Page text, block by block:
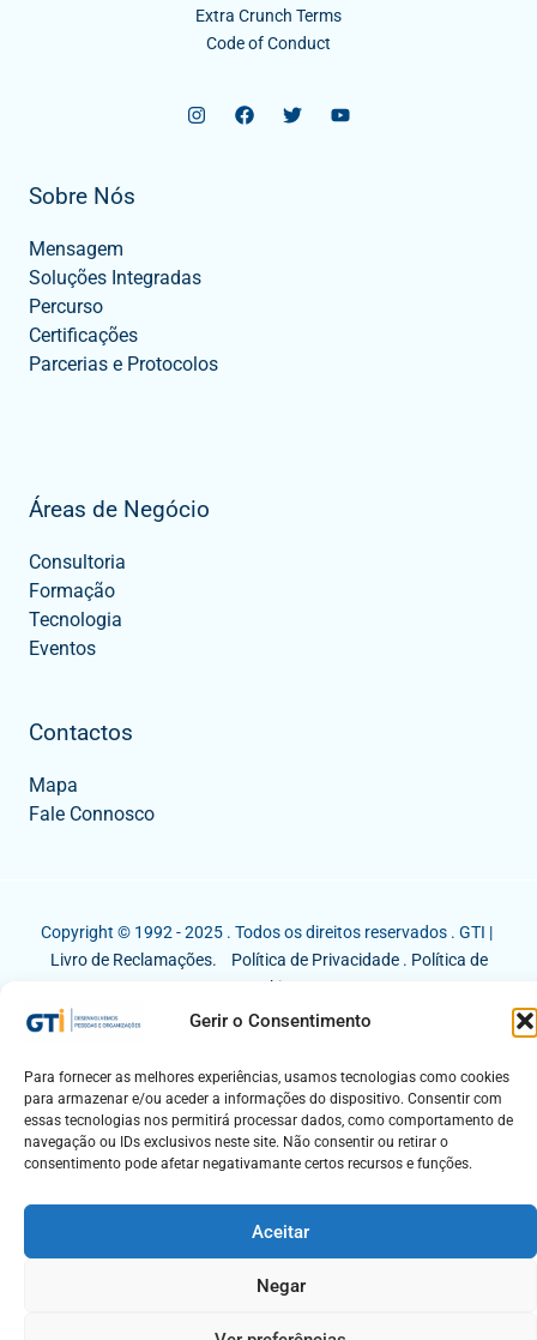
Gerir o Consentimento
Para fornecer as melhores experiências, usamos tecnologias como cookies
para armazenar e/ou aceder a informações do dispositivo. Consentir com
essas tecnologias nos permitirá processar dados, como comportamento de
navegação ou IDs exclusivos neste site. Não consentir ou retirar o
consentimento pode afetar negativamante certos recursos e funções.
Aceitar
Negar
Extra Crunch Terms
Code of Conduct
Sobre Nós
Mensagem
Soluções Integradas
Percurso
Certificações
Parcerias e Protocolos
Áreas de Negócio
Consultoria
Formação
Tecnologia
Eventos
Contactos
Mapa
Fale Connosco
Copyright © 1992 - 2025 . Todos os direitos reservados . GTI |
Livro de Reclamações.
Política de Privacidade. Política de
Cookies